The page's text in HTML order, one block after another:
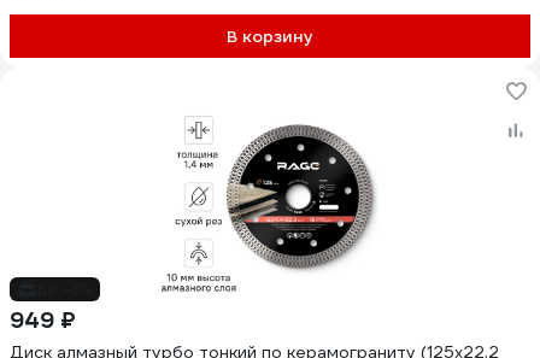
В корзину
949 ₽
Диск алмазный турбо тонкий по керамограниту (125х22.2